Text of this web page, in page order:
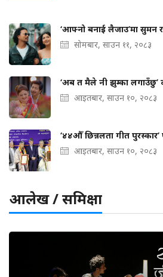
‘आफ्नो बनाई लैजाउ’मा सुमन र
सोमबार, साउन ११, २०८३
‘अब त मैले नी झुम्का लगाउँछु’
आइतबार, साउन १०, २०८३
‘४४औँ छिन्नलता गीत पुरस्कार’
आइतबार, साउन १०, २०८३
आलेख / समिक्षा